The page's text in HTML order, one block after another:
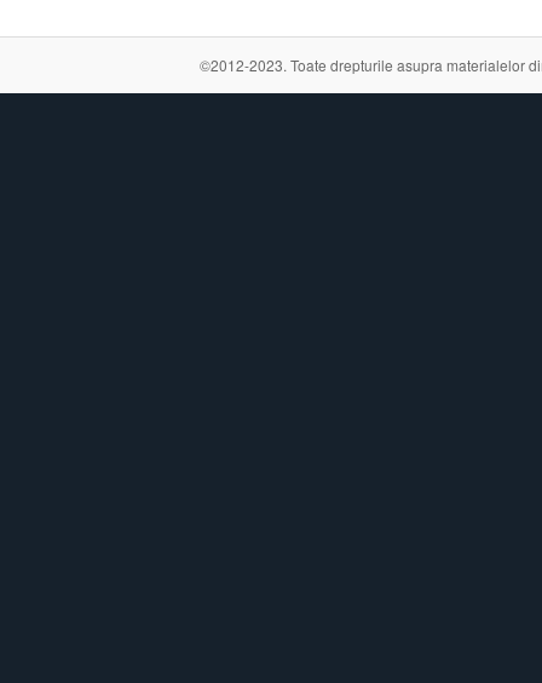
©2012-2023. Toate drepturile asupra materialelor